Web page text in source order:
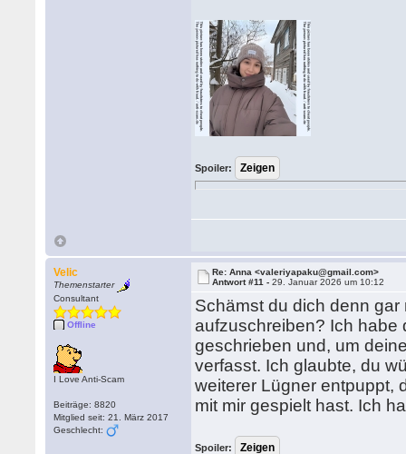
Spoiler:
Velic
Themenstarter
Consultant
Offline
I Love Anti-Scam
Beiträge: 8820
Mitglied seit: 21. März 2017
Geschlecht:
Re: Anna <valeriyapaku@gmail.com>
Antwort #11 -29. Januar 2026 um 10:12
Schämst du dich denn
aufzuschreiben? Ich habe
geschrieben und, um
verfasst. Ich glaubte, du
weiterer Lügner entpuppt,
mit mir gespielt hast. Ich
Spoiler: